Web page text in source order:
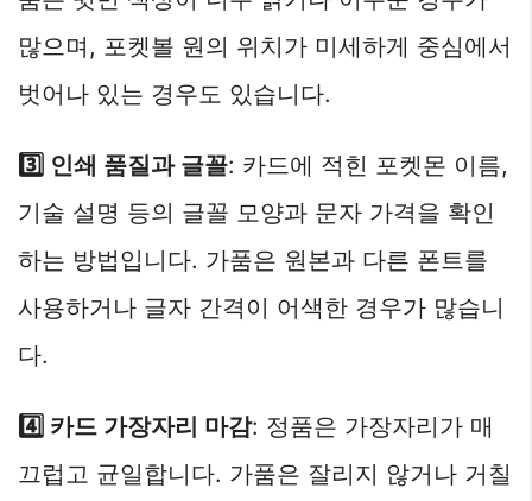
많으며, 포켓볼 원의 위치가 미세하게 중심에서
벗어나 있는 경우도 있습니다.
3️⃣ 인쇄 품질과 글꼴: 카드에 적힌 포켓몬 이름,
기술 설명 등의 글꼴 모양과 문자 가격을 확인
하는 방법입니다. 가품은 원본과 다른 폰트를
사용하거나 글자 간격이 어색한 경우가 많습니
다.
4️⃣ 카드 가장자리 마감: 정품은 가장자리가 매
끄럽고 균일합니다. 가품은 잘리지 않거나 거칠